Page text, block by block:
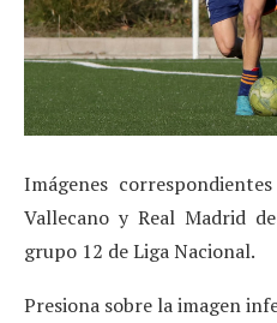
Imágenes
Vallecano y Real Madrid
grupo 12 de Liga Nacional.
Presiona sobre la imagen